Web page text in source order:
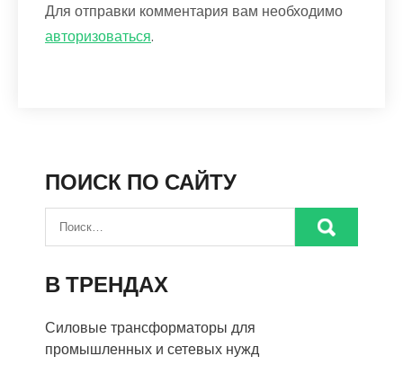
Для отправки комментария вам необходимо
авторизоваться.
ПОИСК ПО САЙТУ
В ТРЕНДАХ
Силовые трансформаторы для
промышленных и сетевых нужд